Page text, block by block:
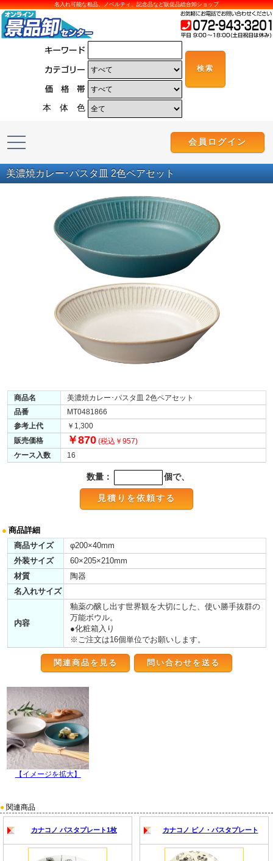
名入れ可能な粗品、ノベルティ、記念品など販促品総合卸ショップ
本 体 色
会員ログイン
美濃焼カレー･パスタ皿 2色ペアセット
商品名
美濃焼カレー･パスタ皿 2色ペアセット
品番
MT0481866
参考上代
￥1,300
販売価格
￥870 (税込￥957)
ケース入数
16
数量： 個で、
● 商品詳細
商品サイズ
φ200×40mm
外装サイズ
60×205×210mm
材質
陶器
名入れサイズ
内容
釉薬の醸し出す世界観を大切にした、使い勝手抜群の
万能ボウル。
●化粧箱入り
※ご注文は16個単位でお願いします。
関連商品を見る
【イメージを拡大】
● 関連商品
カナコノ パスタプレート1枚 カナコノ ピノ・パスタプレート